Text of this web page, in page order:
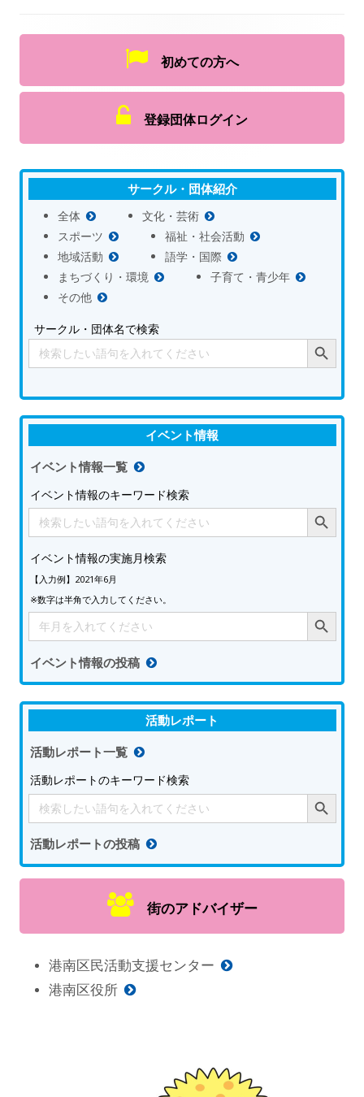
初めての方へ
登録団体ログイン
サークル・団体紹介
全体
文化・芸術
スポーツ
福祉・社会活動
地域活動
語学・国際
まちづくり・環境
子育て・青少年
その他
サークル・団体名で検索
Search
for:
Search Button
イベント情報
イベント情報一覧
イベント情報のキーワード検索
Search
for:
Search Button
イベント情報の実施月検索
【入力例】2021年6月
※数字は半角で入力してください。
Search
for:
Search Button
イベント情報の投稿
活動レポート
活動レポート一覧
活動レポートのキーワード検索
Search
for:
Search Button
活動レポートの投稿
街のアドバイザー
港南区民活動支援センター
港南区役所